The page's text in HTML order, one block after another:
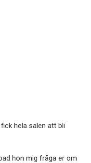
hela salen att bli
hon mig fråga er om